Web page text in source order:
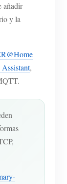
añadir
y la
,